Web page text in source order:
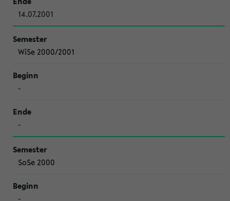
14.07.2001
WiSe 2000/2001
-
-
SoSe 2000
-